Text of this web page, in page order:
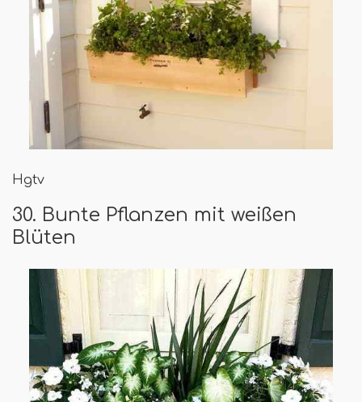
Hgtv
30. Bunte Pflanzen mit weißen
Blüten